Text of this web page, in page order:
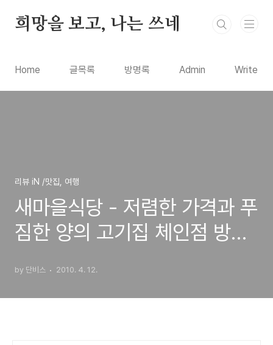
희망을 보고, 나는 쓰네
Home 글목록 방명록 Admin Write
리뷰 iN /맛집, 여행
새마을식당 - 저렴한 가격과 푸
짐한 양의 고기집 체인점 방문
by 단비스 2010. 4. 12.